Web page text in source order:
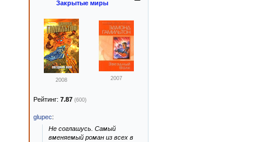
Закрытые миры
2008 2007
Рейтинг: 7.87 (600)
glupec:
Не соглашусь. Самый
вменяемый роман из всех в